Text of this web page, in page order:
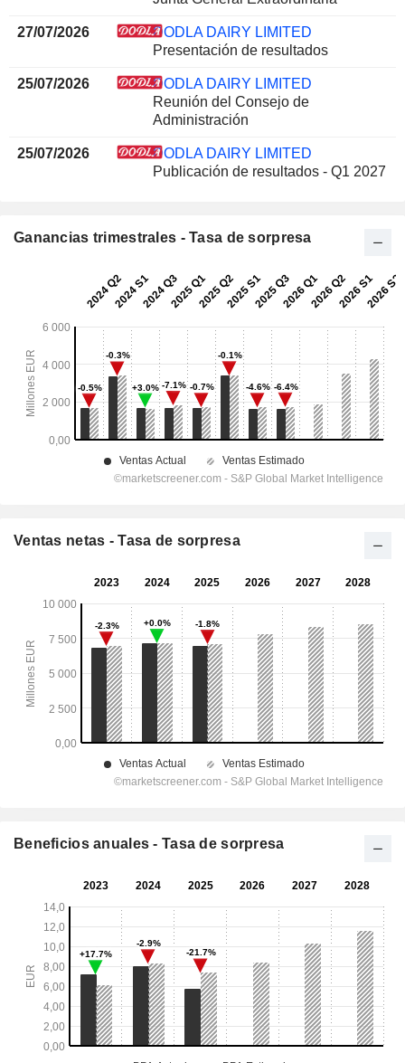
27/07/2026
DODLA DAIRY LIMITED
Presentación de resultados
25/07/2026
DODLA DAIRY LIMITED
Reunión del Consejo de
Administración
25/07/2026
DODLA DAIRY LIMITED
Publicación de resultados - Q1 2027
Ganancias trimestrales - Tasa de sorpresa
Ventas netas - Tasa de sorpresa
Beneficios anuales - Tasa de sorpresa